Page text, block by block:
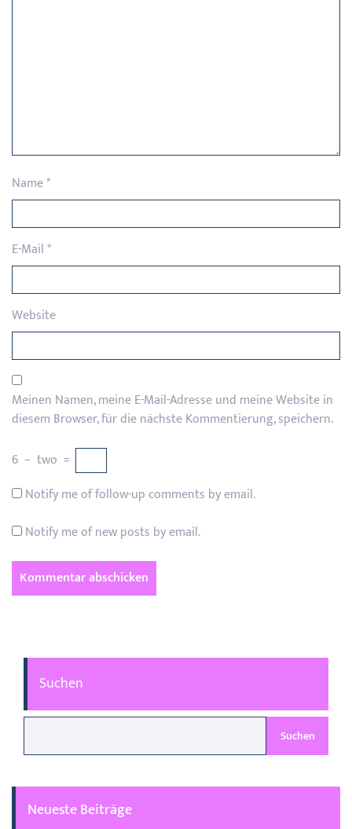
Name*
E-Mail*
Website
Meinen Namen, meine E-Mail-Adresse und meine Website in
diesem Browser, für die nächste Kommentierung, speichern.
6 − two =
Notify me of follow-up comments by email.
Notify me of new posts by email.
Suchen
Suchen
Neueste Beiträge